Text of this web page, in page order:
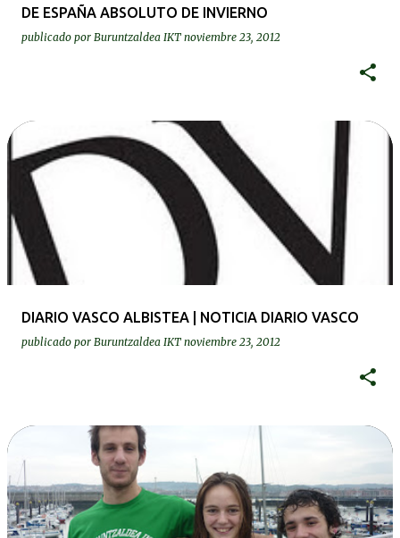
DE ESPAÑA ABSOLUTO DE INVIERNO
publicado por Buruntzaldea IKT noviembre 23, 2012
DIARIO VASCO ALBISTEA | NOTICIA DIARIO VASCO
publicado por Buruntzaldea IKT noviembre 23, 2012